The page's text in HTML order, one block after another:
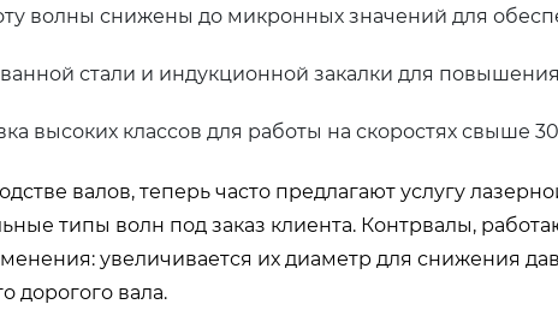
волны снижены до микронных значений для
стали и индукционной закалки для
высоких классов для работы на скоростях свыше
валов, теперь часто предлагают услугу
типы волн под заказ клиента. Контрвалы,
увеличивается их диаметр для снижения
дорогого вала.